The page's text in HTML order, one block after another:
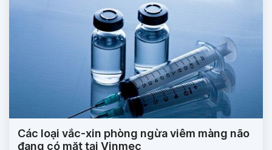
Các loại vắc-xin phòng ngừa viêm màng não
đang có mặt tại Vinmec